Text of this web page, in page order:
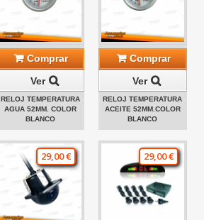
Comprar
Ver
RELOJ TEMPERATURA
AGUA 52MM. COLOR
BLANCO
Comprar
Ver
RELOJ TEMPERATURA
ACEITE 52MM.COLOR
BLANCO
29,00 € 29,00 €